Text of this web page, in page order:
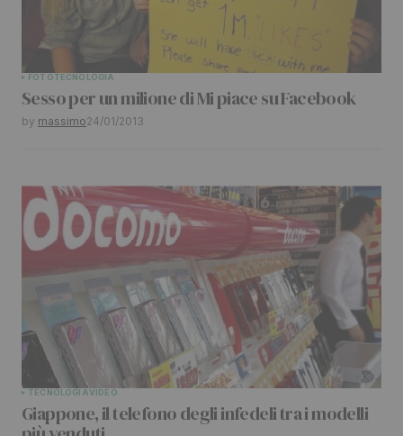
Your Name
Your E-mail
FOTOTECNOLOGIA
Sesso per un milione di Mi piace su Facebook
by massimo24/01/2013
TECNOLOGIAVIDEO
Giappone, il telefono degli infedeli tra i modelli